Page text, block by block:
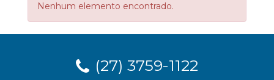
Nenhum elemento encontrado.
(27) 3759-1122